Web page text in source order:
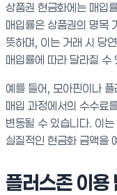
상품권 현금화에는 매입
매입률은 상품권의 명목
뜻하며, 이는 거래 시 당
매입률에 따라 달라질 수
예를 들어, 모아핀이나
매입 과정에서의 수수료
변동될 수 있습니다. 이
실질적인 현금화 금액을
플러스존 이용